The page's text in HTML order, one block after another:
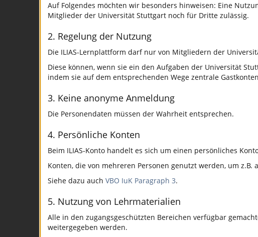
Auf Folgendes möchten wir besonders hinweisen: Eine
Mitglieder der Universität Stuttgart noch für Dritte zulässig.
2. Regelung der Nutzung
Die ILIAS-Lernplattform darf nur von Mitgliedern der
Diese können, wenn sie ein den Aufgaben der Universität
indem sie auf dem entsprechenden Wege zentrale
3. Keine anonyme Anmeldung
Die Personendaten müssen der Wahrheit entsprechen.
4. Persönliche Konten
Beim ILIAS-Konto handelt es sich um einen persönliches
Konten, die von mehreren Personen genutzt werden, um
Siehe dazu auch VBO IuK Paragraph 3.
5. Nutzung von Lehrmaterialien
Alle in den zugangsgeschützten Bereichen verfügbar
weitergegeben werden.